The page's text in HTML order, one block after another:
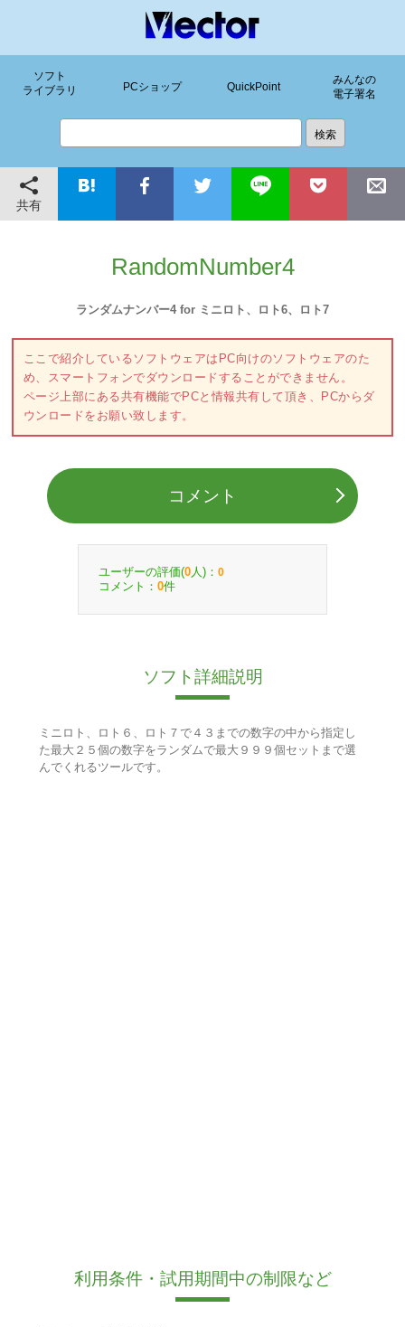
ソフト
ライブラリ
PCショップ QuickPoint
みんなの
電子署名
共有
RandomNumber4
ランダムナンバー4 for ミニロト、ロト6、ロト7
ここで紹介しているソフトウェアはPC向けのソフトウェアのた
め、スマートフォンでダウンロードすることができません。
ページ上部にある共有機能でPCと情報共有して頂き、PCからダ
ウンロードをお願い致します。
コメント
ユーザーの評価(0 人)： 0
コメント： 0件
ソフト詳細説明
ミニロト、ロト６、ロト７で４３までの数字の中から指定し
た最大２５個の数字をランダムで最大９９９個セットまで選
んでくれるツールです。
利用条件・試用期間中の制限など